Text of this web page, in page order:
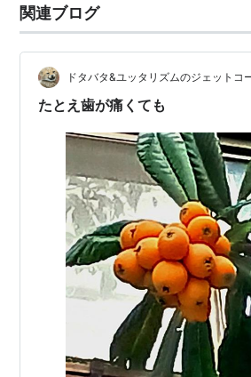
関連ブログ
ドタバタ&ユッタリズムのジェットコ
たとえ歯が痛くても